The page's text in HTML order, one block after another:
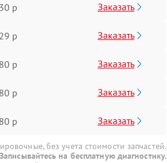
р Заказать
р Заказать
р Заказать
р Заказать
р Заказать
без учета стоимости запчастей.
Записывайтесь на бесплатную диагностику.